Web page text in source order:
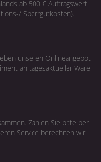
ab 500 € Auftragswert
Sperrgutkosten).
unseren Onlineangebot
an tagesaktueller Ware
Zahlen Sie bitte per
Service berechnen wir